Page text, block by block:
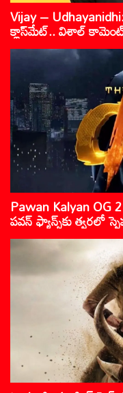
Vijay –
క్లాస్‌మేట్.. విశాల్
Pawan Kalyan OG
పవన్ ఫ్యాన్స్‌కు త్వరలో